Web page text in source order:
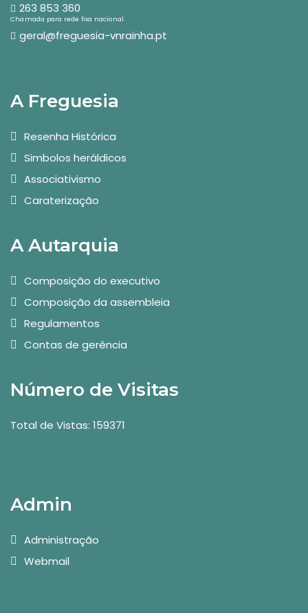
263 853 360
Chamada para rede fixa nacional
geral@freguesia-vnrainha.pt
A Freguesia
Resenha Histórica
Simbolos heráldicos
Associativismo
Caraterização
A Autarquia
Composição do executivo
Composição da assembleia
Regulamentos
Contas de gerência
Número de Visitas
Total de Vistas: 159371
Admin
Administração
Webmail